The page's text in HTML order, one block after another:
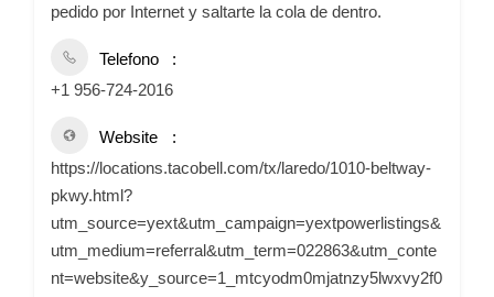
pedido por Internet y saltarte la cola de dentro.
Telefono
+1 956-724-2016
Website
https://locations.tacobell.com/tx/laredo/1010-beltway-
pkwy.html?
utm_source=yext&utm_campaign=yextpowerlistings&
utm_medium=referral&utm_term=022863&utm_conte
nt=website&y_source=1_mtcyodm0mjatnzy5lwxvy2f0